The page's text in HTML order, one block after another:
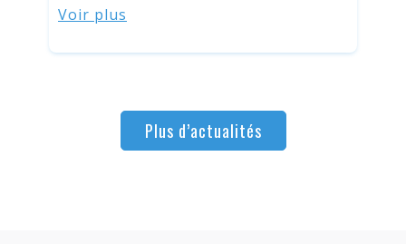
Voir plus
Plus d’actualités